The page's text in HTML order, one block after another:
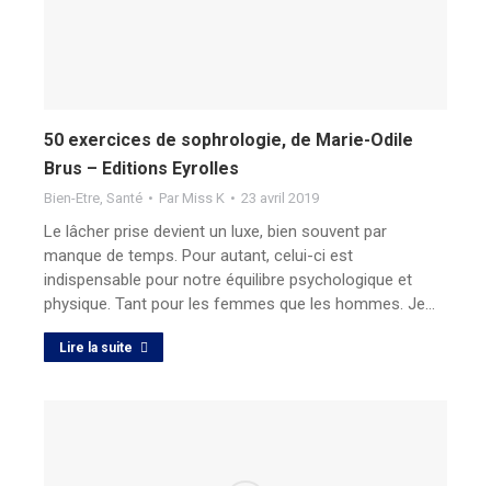
50 exercices de sophrologie, de Marie-Odile
Brus – Editions Eyrolles
Bien-Etre Santé Par Miss K 23 avril 2019
Le lâcher prise devient un luxe, bien souvent par
manque de temps. Pour autant, celui-ci est
indispensable pour notre équilibre psychologique et
physique. Tant pour les femmes que les hommes. Je…
Lire la suite